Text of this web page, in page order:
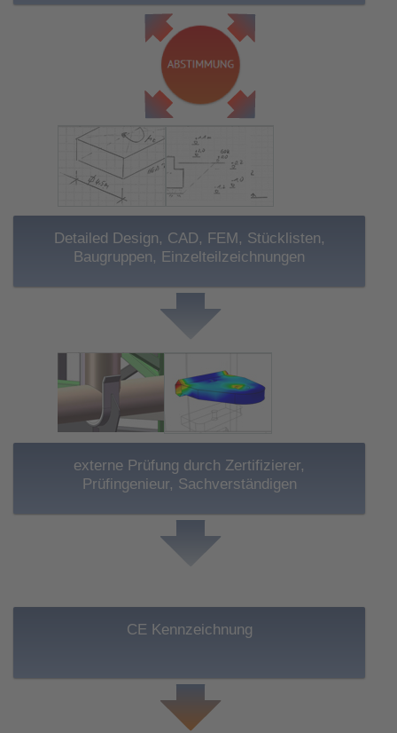
Detailed Design, CAD, FEM, Stücklisten,
Baugruppen, Einzelteilzeichnungen
externe Prüfung durch Zertifizierer,
Prüfingenieur, Sachverständigen
CE Kennzeichnung